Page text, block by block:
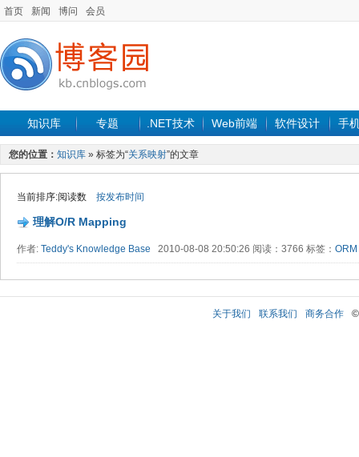
首页 新闻 博问 会员
知识库 专题 .NET技术 Web前端 软件设计 手
您的位置： 知识库 » 标签为“关系映射”的文章
当前排序:阅读数 按发布时间
理解O/R Mapping
作者: Teddy's Knowledge Base 2010-08-08 20:50:26 阅读：3766 标签： ORM
关于我们 联系我们 商务合作